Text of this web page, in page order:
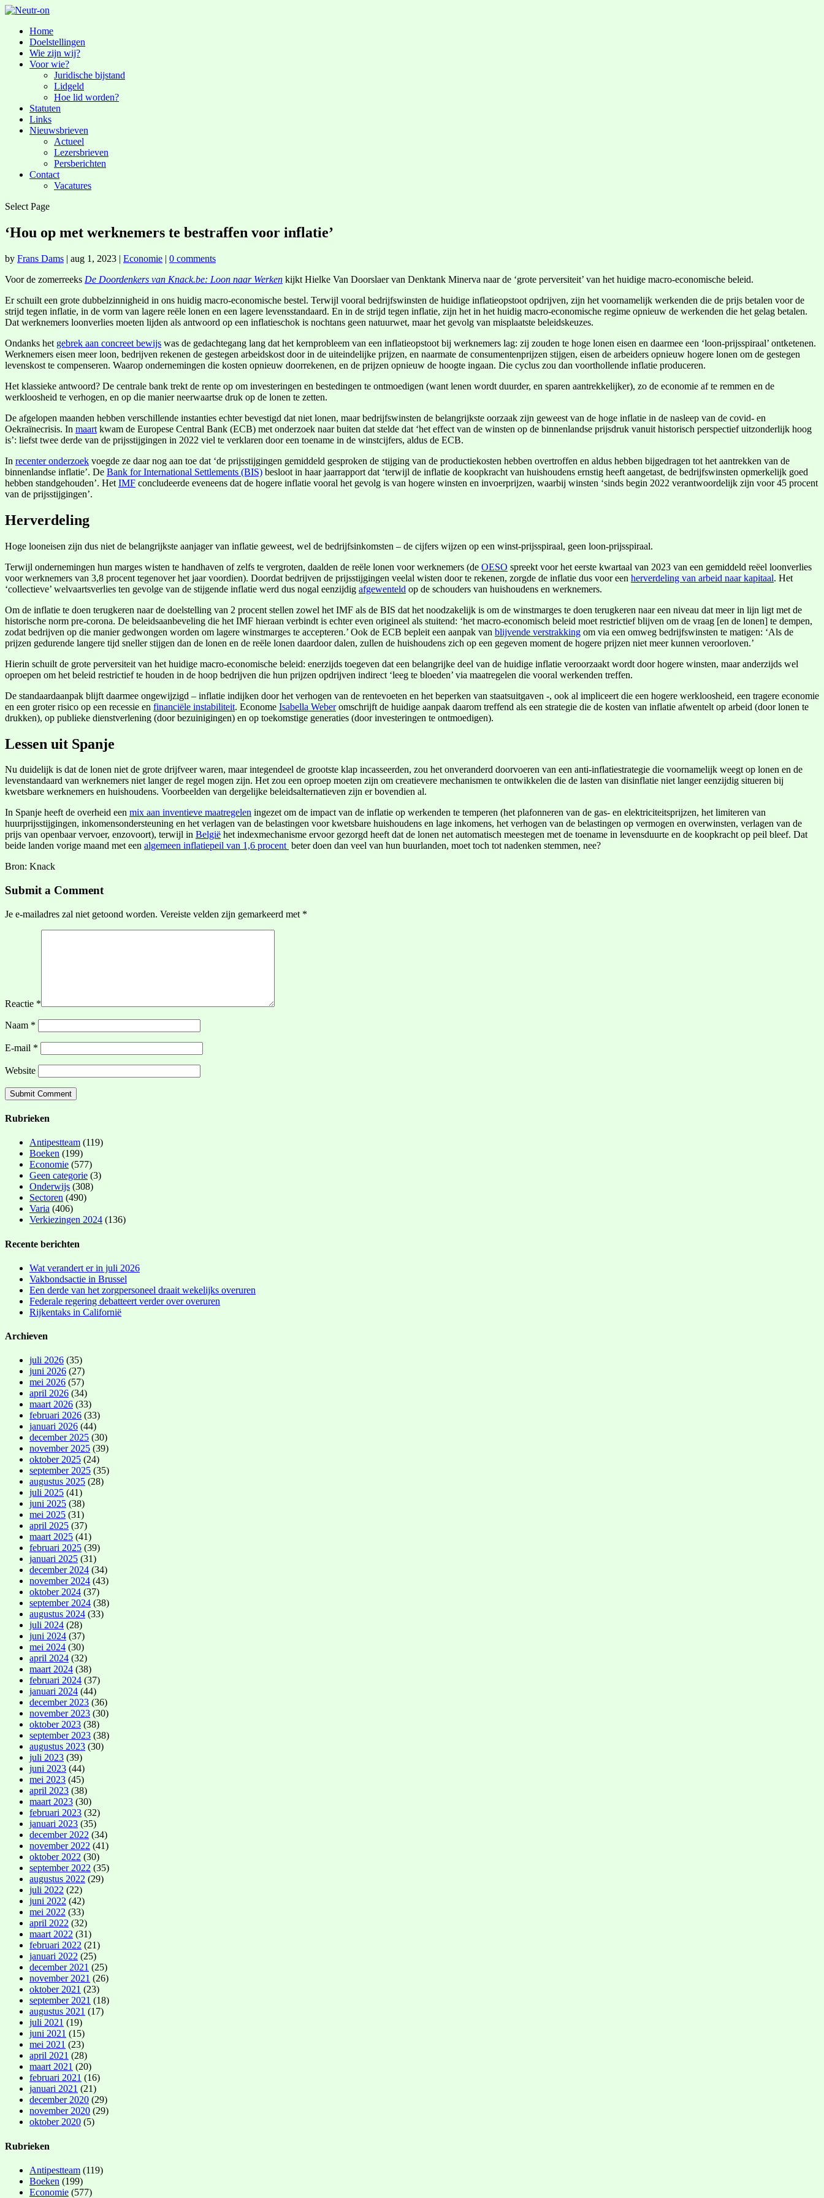
Home
Doelstellingen
Wie zijn wij?
Voor wie?
Juridische bijstand
Lidgeld
Hoe lid worden?
Statuten
Links
Nieuwsbrieven
Actueel
Lezersbrieven
Persberichten
Contact
Vacatures
Select Page
‘Hou op met werknemers te bestraffen voor inflatie’
by Frans Dams | aug 1, 2023 | Economie | 0 comments
Voor de zomerreeks De Doordenkers van Knack.be: Loon naar Werken kijkt Hielke Van Doorslaer van Denktank Minerva naar de ‘grote perversiteit’ van het huidige macro-economische beleid.
Er schuilt een grote dubbelzinnigheid in ons huidig macro-economische bestel. Terwijl vooral bedrijfswinsten de huidige inflatieopstoot opdrijven, zijn het voornamelijk werkenden die de prijs betalen voor de
strijd tegen inflatie, in de vorm van lagere reële lonen en een lagere levensstandaard. En in de strijd tegen inflatie, zijn het in het huidig macro-economische regime opnieuw de werkenden die het gelag betalen.
Dat werknemers loonverlies moeten lijden als antwoord op een inflatieschok is nochtans geen natuurwet, maar het gevolg van misplaatste beleidskeuzes.
Ondanks het gebrek aan concreet bewijs was de gedachtegang lang dat het kernprobleem van een inflatieopstoot bij werknemers lag: zij zouden te hoge lonen eisen en daarmee een ‘loon-prijsspiraal’ ontketenen.
Werknemers eisen meer loon, bedrijven rekenen de gestegen arbeidskost door in de uiteindelijke prijzen, en naarmate de consumentenprijzen stijgen, eisen de arbeiders opnieuw hogere lonen om de gestegen
levenskost te compenseren. Waarop ondernemingen die kosten opnieuw doorrekenen, en de prijzen opnieuw de hoogte ingaan. Die cyclus zou dan voorthollende inflatie produceren.
Het klassieke antwoord? De centrale bank trekt de rente op om investeringen en bestedingen te ontmoedigen (want lenen wordt duurder, en sparen aantrekkelijker), zo de economie af te remmen en de
werkloosheid te verhogen, en op die manier neerwaartse druk op de lonen te zetten.
De afgelopen maanden hebben verschillende instanties echter bevestigd dat niet lonen, maar bedrijfswinsten de belangrijkste oorzaak zijn geweest van de hoge inflatie in de nasleep van de covid- en
Oekraïnecrisis. In maart kwam de Europese Central Bank (ECB) met onderzoek naar buiten dat stelde dat ‘het effect van de winsten op de binnenlandse prijsdruk vanuit historisch perspectief uitzonderlijk hoog
is’: liefst twee derde van de prijsstijgingen in 2022 viel te verklaren door een toename in de winstcijfers, aldus de ECB.
In recenter onderzoek voegde ze daar nog aan toe dat ‘de prijsstijgingen gemiddeld gesproken de stijging van de productiekosten hebben overtroffen en aldus hebben bijgedragen tot het aantrekken van de
binnenlandse inflatie’. De Bank for International Settlements (BIS) besloot in haar jaarrapport dat ‘terwijl de inflatie de koopkracht van huishoudens ernstig heeft aangetast, de bedrijfswinsten opmerkelijk goed
hebben standgehouden’. Het IMF concludeerde eveneens dat de hogere inflatie vooral het gevolg is van hogere winsten en invoerprijzen, waarbij winsten ‘sinds begin 2022 verantwoordelijk zijn voor 45 procent
van de prijsstijgingen’.
Herverdeling
Hoge looneisen zijn dus niet de belangrijkste aanjager van inflatie geweest, wel de bedrijfsinkomsten – de cijfers wijzen op een winst-prijsspiraal, geen loon-prijsspiraal.
Terwijl ondernemingen hun marges wisten te handhaven of zelfs te vergroten, daalden de reële lonen voor werknemers (de OESO spreekt voor het eerste kwartaal van 2023 van een gemiddeld reëel loonverlies
voor werknemers van 3,8 procent tegenover het jaar voordien). Doordat bedrijven de prijsstijgingen veelal wisten door te rekenen, zorgde de inflatie dus voor een herverdeling van arbeid naar kapitaal. Het
‘collectieve’ welvaartsverlies ten gevolge van de stijgende inflatie werd dus nogal eenzijdig afgewenteld op de schouders van huishoudens en werknemers.
Om de inflatie te doen terugkeren naar de doelstelling van 2 procent stellen zowel het IMF als de BIS dat het noodzakelijk is om de winstmarges te doen terugkeren naar een niveau dat meer in lijn ligt met de
historische norm pre-corona. De beleidsaanbeveling die het IMF hieraan verbindt is echter even origineel als stuitend: ‘het macro-economisch beleid moet restrictief blijven om de vraag [en de lonen] te dempen,
zodat bedrijven op die manier gedwongen worden om lagere winstmarges te accepteren.’ Ook de ECB bepleit een aanpak van blijvende verstrakking om via een omweg bedrijfswinsten te matigen: ‘Als de
prijzen gedurende langere tijd sneller stijgen dan de lonen en de reële lonen daardoor dalen, zullen de huishoudens zich op een gegeven moment de hogere prijzen niet meer kunnen veroorloven.’
Hierin schuilt de grote perversiteit van het huidige macro-economische beleid: enerzijds toegeven dat een belangrijke deel van de huidige inflatie veroorzaakt wordt door hogere winsten, maar anderzijds wel
oproepen om het beleid restrictief te houden in de hoop bedrijven die hun prijzen opdrijven indirect ‘leeg te bloeden’ via maatregelen die vooral werkenden treffen.
De standaardaanpak blijft daarmee ongewijzigd – inflatie indijken door het verhogen van de rentevoeten en het beperken van staatsuitgaven -, ook al impliceert die een hogere werkloosheid, een tragere economie
en een groter risico op een recessie en financiële instabiliteit. Econome Isabella Weberomschrijft de huidige aanpak daarom treffend als een strategie die de kosten van inflatie afwentelt op arbeid (door lonen te
drukken), op publieke dienstverlening (door bezuinigingen) en op toekomstige generaties (door investeringen te ontmoedigen).
Lessen uit Spanje
Nu duidelijk is dat de lonen niet de grote drijfveer waren, maar integendeel de grootste klap incasseerden, zou het onveranderd doorvoeren van een anti-inflatiestrategie die voornamelijk weegt op lonen en de
levenstandaard van werknemers niet langer de regel mogen zijn. Het zou een oproep moeten zijn om creatievere mechanismen te ontwikkelen die de lasten van disinflatie niet langer eenzijdig situeren bij
kwetsbare werknemers en huishoudens. Voorbeelden van dergelijke beleidsalternatieven zijn er bovendien al.
In Spanje heeft de overheid een mix aan inventieve maatregelen ingezet om de impact van de inflatie op werkenden te temperen (het plafonneren van de gas- en elektriciteitsprijzen, het limiteren van
huurprijsstijgingen, inkomensondersteuning en het verlagen van de belastingen voor kwetsbare huishoudens en lage inkomens, het verhogen van de belastingen op vermogen en overwinsten, verlagen van de
prijs van openbaar vervoer, enzovoort), terwijl in België het indexmechanisme ervoor gezorgd heeft dat de lonen net automatisch meestegen met de toename in levensduurte en de koopkracht op peil bleef. Dat
beide landen vorige maand met een algemeen inflatiepeil van 1,6 procent beter doen dan veel van hun buurlanden, moet toch tot nadenken stemmen, nee?
Bron: Knack
Submit a Comment
Je e-mailadres zal niet getoond worden. Vereiste velden zijn gemarkeerd met *
Reactie *
Naam *
E-mail *
Website
Rubrieken
Antipestteam (119)
Boeken (199)
Economie (577)
Geen categorie (3)
Onderwijs (308)
Sectoren (490)
Varia (406)
Verkiezingen 2024 (136)
Recente berichten
Wat verandert er in juli 2026
Vakbondsactie in Brussel
Een derde van het zorgpersoneel draait wekelijks overuren
Federale regering debatteert verder over overuren
Rijkentaks in Californië
Archieven
juli 2026 (35)
juni 2026 (27)
mei 2026 (57)
april 2026 (34)
maart 2026 (33)
februari 2026 (33)
januari 2026 (44)
december 2025 (30)
november 2025 (39)
oktober 2025 (24)
september 2025 (35)
augustus 2025 (28)
juli 2025 (41)
juni 2025 (38)
mei 2025 (31)
april 2025 (37)
maart 2025 (41)
februari 2025 (39)
januari 2025 (31)
december 2024 (34)
november 2024 (43)
oktober 2024 (37)
september 2024 (38)
augustus 2024 (33)
juli 2024 (28)
juni 2024 (37)
mei 2024 (30)
april 2024 (32)
maart 2024 (38)
februari 2024 (37)
januari 2024 (44)
december 2023 (36)
november 2023 (30)
oktober 2023 (38)
september 2023 (38)
augustus 2023 (30)
juli 2023 (39)
juni 2023 (44)
mei 2023 (45)
april 2023 (38)
maart 2023 (30)
februari 2023 (32)
januari 2023 (35)
december 2022 (34)
november 2022 (41)
oktober 2022 (30)
september 2022 (35)
augustus 2022 (29)
juli 2022 (22)
juni 2022 (42)
mei 2022 (33)
april 2022 (32)
maart 2022 (31)
februari 2022 (21)
januari 2022 (25)
december 2021 (25)
november 2021 (26)
oktober 2021 (23)
september 2021 (18)
augustus 2021 (17)
juli 2021 (19)
juni 2021 (15)
mei 2021 (23)
april 2021 (28)
maart 2021 (20)
februari 2021 (16)
januari 2021 (21)
december 2020 (29)
november 2020 (29)
oktober 2020 (5)
Rubrieken
Antipestteam (119)
Boeken (199)
Economie (577)